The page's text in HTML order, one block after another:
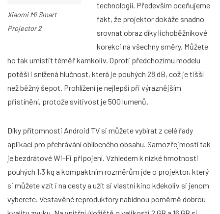
Xiaomi Mi Smart
Projector 2
technologií. Především oceňujeme
fakt, že projektor dokáže snadno
srovnat obraz díky lichoběžníkové
korekci na všechny směry. Můžete
ho tak umístit téměř kamkoliv. Oproti předchozímu modelu
potěší i snížená hlučnost, která je pouhých 28 dB, což je tišší
než běžný šepot. Prohlížení je nejlepší při výraznějším
přistínění, protože svítivost je 500 lumenů.
Díky přítomnosti Android TV si můžete vybírat z celé řady
aplikací pro přehrávání oblíbeného obsahu. Samozřejmostí tak
je bezdrátové Wi-Fi připojení. Vzhledem k nízké hmotnosti
pouhých 1,3 kg a kompaktním rozměrům jde o projektor, který
si můžete vzít i na cesty a užít si vlastní kino kdekoliv si jenom
vyberete. Vestavěné reproduktory nabídnou poměrně dobrou